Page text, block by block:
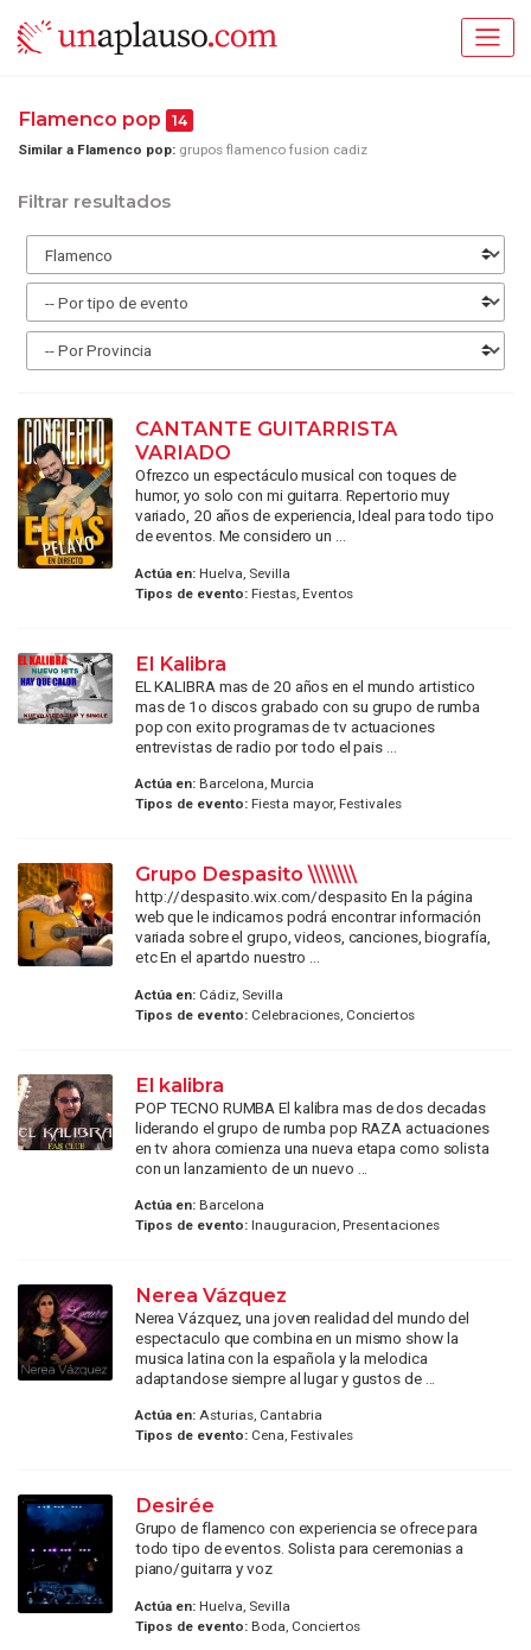
Flamenco pop 14
Similar a Flamenco pop: grupos flamenco fusion cadiz
Filtrar resultados
CANTANTE GUITARRISTA
VARIADO
Ofrezco un espectáculo musical con toques de
humor, yo solo con mi guitarra. Repertorio muy
variado, 20 años de experiencia, Ideal para todo tipo
de eventos. Me considero un ...
Actúa en:Huelva, Sevilla
Tipos de evento:Fiestas, Eventos
El Kalibra
EL KALIBRA mas de 20 años en el mundo artistico
mas de 1o discos grabado con su grupo de rumba
pop con exito programas de tv actuaciones
entrevistas de radio por todo el pais ...
Actúa en:Barcelona, Murcia
Tipos de evento:Fiesta mayor, Festivales
Grupo Despasito \\\\\\\\
http://despasito.wix.com/despasito En la página
web que le indicamos podrá encontrar información
variada sobre el grupo, videos, canciones, biografía,
etc En el apartdo nuestro ...
Actúa en:Cádiz, Sevilla
Tipos de evento:Celebraciones, Conciertos
El kalibra
POP TECNO RUMBA El kalibra mas de dos decadas
liderando el grupo de rumba pop RAZA actuaciones
en tv ahora comienza una nueva etapa como solista
con un lanzamiento de un nuevo ...
Actúa en:Barcelona
Tipos de evento:Inauguracion, Presentaciones
Nerea Vázquez
Nerea Vázquez, una joven realidad del mundo del
espectaculo que combina en un mismo show la
musica latina con la española y la melodica
adaptandose siempre al lugar y gustos de ...
Actúa en:Asturias, Cantabria
Tipos de evento:Cena, Festivales
Desirée
Grupo de flamenco con experiencia se ofrece para
todo tipo de eventos. Solista para ceremonias a
piano/guitarra y voz
Actúa en:Huelva, Sevilla
Tipos de evento:Boda, Conciertos